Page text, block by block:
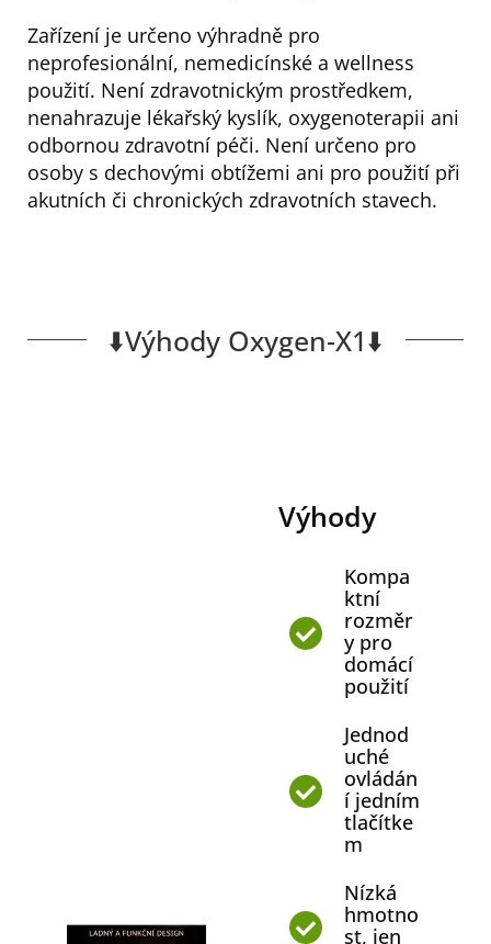
Zařízení je určeno výhradně pro
neprofesionální, nemedicínské a wellness
použití. Není zdravotnickým prostředkem,
nenahrazuje lékařský kyslík, oxygenoterapii ani
odbornou zdravotní péči. Není určeno pro
osoby s dechovými obtížemi ani pro použití při
akutních či chronických zdravotních stavech.
⬇️Výhody Oxygen-X1⬇️
Výhody
Kompa
ktní
rozměr
y pro
domácí
použití
Jednod
uché
ovládán
í jedním
tlačítke
m
Nízká
hmotno
st, jen